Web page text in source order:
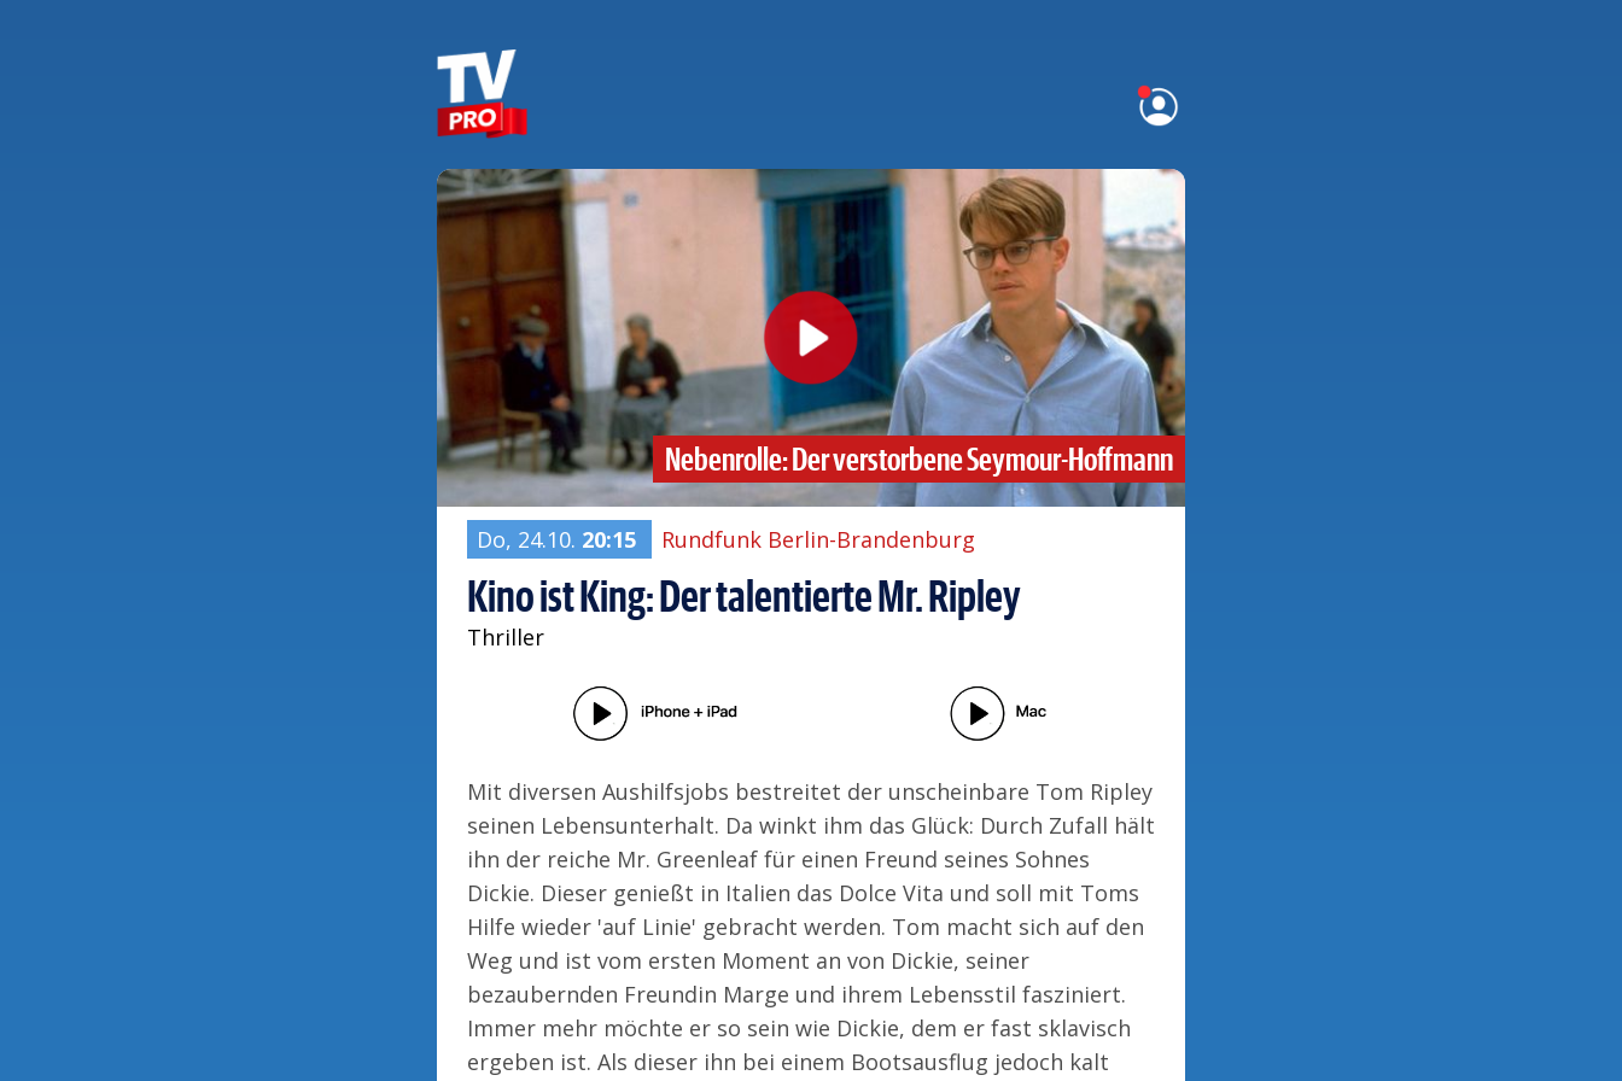
Nebenrolle: Der verstorbene Seymour-Hoffmann
Do, 24.10. 20:15 Rundfunk Berlin-Brandenburg
Kino ist King: Der talentierte Mr. Ripley
Thriller
Mit diversen Aushilfsjobs bestreitet der unscheinbare Tom Ripley
seinen Lebensunterhalt. Da winkt ihm das Glück: Durch Zufall hält
ihn der reiche Mr. Greenleaf für einen Freund seines Sohnes
Dickie. Dieser genießt in Italien das Dolce Vita und soll mit Toms
Hilfe wieder 'auf Linie' gebracht werden. Tom macht sich auf den
Weg und ist vom ersten Moment an von Dickie, seiner
bezaubernden Freundin Marge und ihrem Lebensstil fasziniert.
Immer mehr möchte er so sein wie Dickie, dem er fast sklavisch
ergeben ist. Als dieser ihn bei einem Bootsausflug jedoch kalt